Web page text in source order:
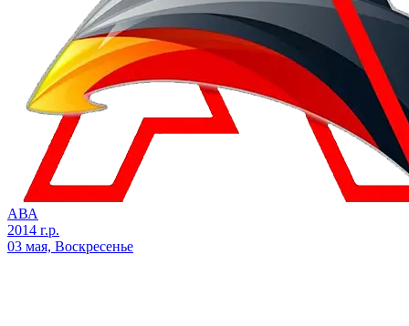
АВА
2014 г.р.
03 мая, Воскресенье